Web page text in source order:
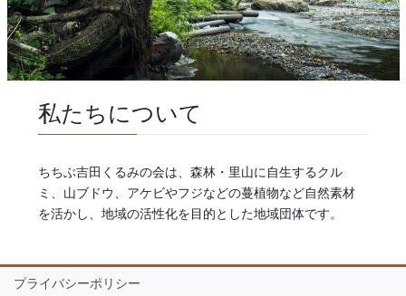
私たちについて
ちちぶ吉田くるみの会は、森林・里山に自生するクル
ミ、山ブドウ、アケビやフジなどの蔓植物など自然素材
を活かし、地域の活性化を目的とした地域団体です。
プライバシーポリシー